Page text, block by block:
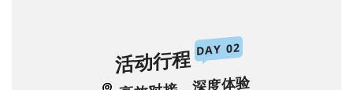
活动行程 DAY 02